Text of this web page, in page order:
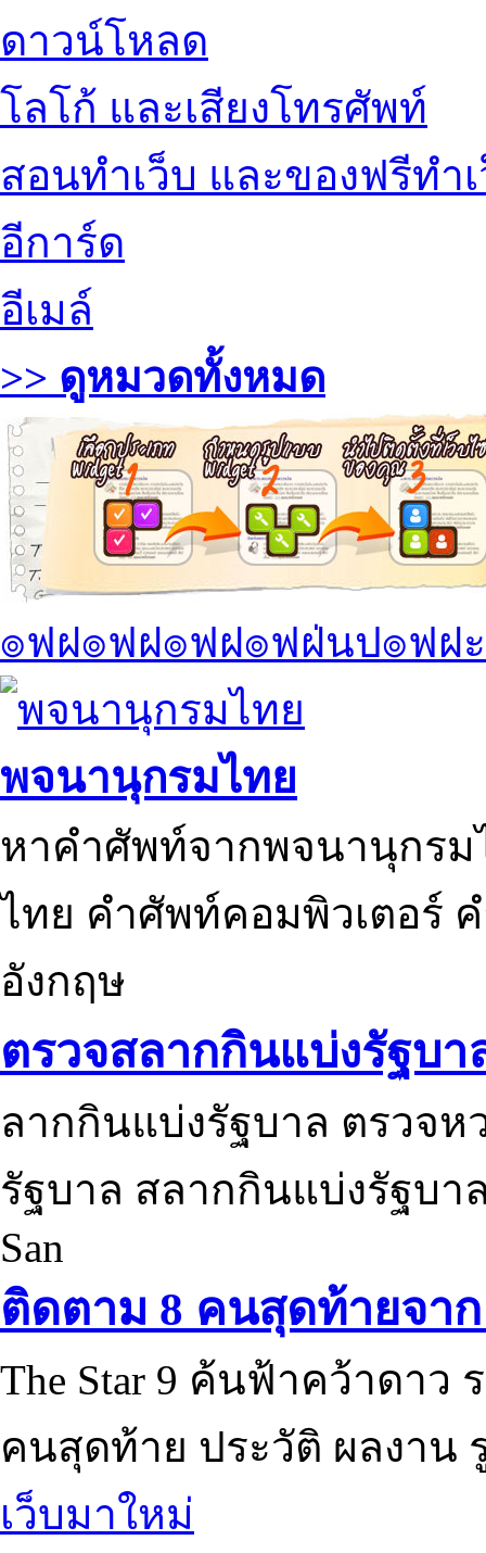
ดาวน์โหลด
โลโก้ และเสียงโทรศัพท์
สอนทำเว็บ และของฟรีทำ
อีการ์ด
อีเมล์
>> ดูหมวดทั้งหมด
๏ฟฝ๏ฟฝ๏ฟฝ๏ฟฝ่นป๏ฟฝ
พจนานุกรมไทย
หาคำศัพท์จากพจนานุกรม
ไทย คำศัพท์คอมพิวเตอร์
อังกฤษ
ตรวจสลากกินแบ่งรัฐบา
ลากกินแบ่งรัฐบาล ตรวจ
รัฐบาล สลากกินแบ่งรัฐบา
San
ติดตาม 8 คนสุดท้ายจาก
The Star 9 ค้นฟ้าคว้าดาว
คนสุดท้าย ประวัติ ผลงาน
เว็บมาใหม่